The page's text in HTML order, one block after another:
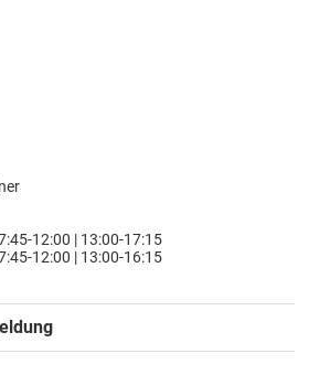
12:00 | 13:00-17:15
12:00 | 13:00-16:15